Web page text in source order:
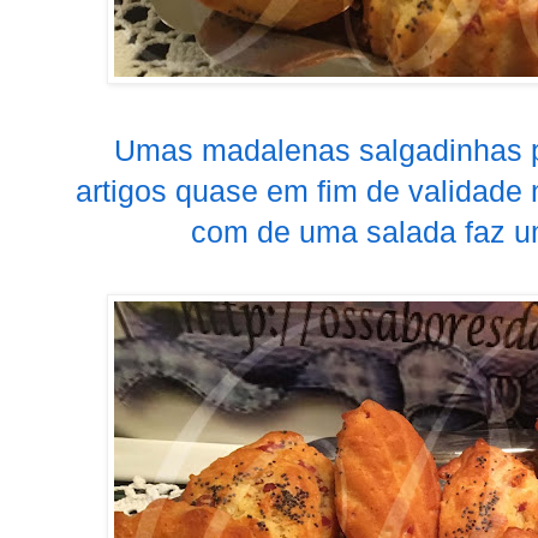
Umas madalenas salgadinhas
artigos quase em fim de validade
com de uma salada faz